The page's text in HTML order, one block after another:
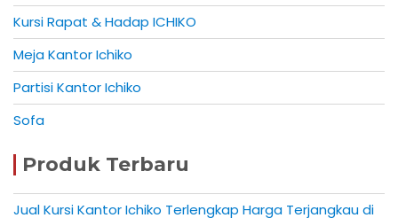
Kursi Rapat & Hadap ICHIKO
Meja Kantor Ichiko
Partisi Kantor Ichiko
Sofa
Produk Terbaru
Jual Kursi Kantor Ichiko Terlengkap Harga Terjangkau di